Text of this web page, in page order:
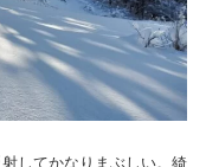
してかなりまぶしい。綺